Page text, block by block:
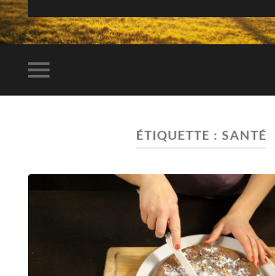
Toggle
mobile
ÉTIQUETTE :SANTÉ